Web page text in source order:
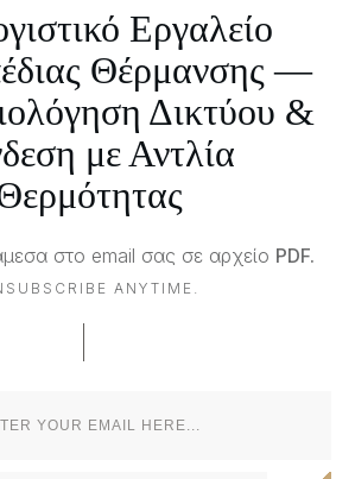
την απόδοση ολόκληρου
του πλαισίου.
commodo
Εργαλείο
Θέρμανσης —
Δικτύου &
με Αντλία
στο email σας σε αρχείο PDF.
ANYTIME.